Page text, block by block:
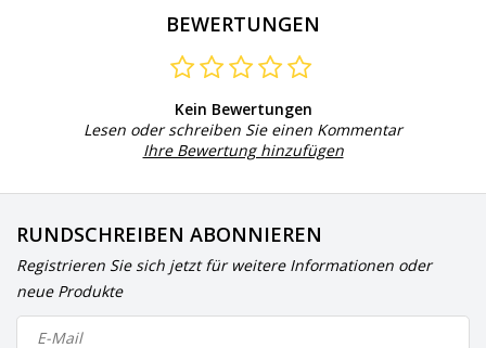
BEWERTUNGEN
Kein Bewertungen
Lesen oder schreiben Sie einen Kommentar
Ihre Bewertung hinzufügen
RUNDSCHREIBEN ABONNIEREN
Registrieren Sie sich jetzt für weitere Informationen oder
neue Produkte